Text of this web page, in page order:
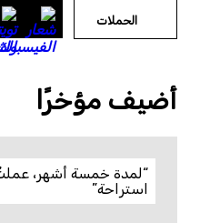
الحملات
أضيف مؤخرًا
استراحة”